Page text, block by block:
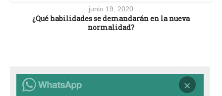
junio 19, 2020
¿Qué habilidades se demandarán en la nueva
normalidad?